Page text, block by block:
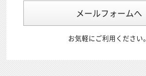
メールフォームへ
お気軽にご利用ください。